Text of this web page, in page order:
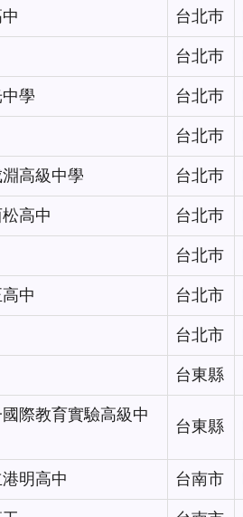
台北巿
台北巿
學 台北巿
台北巿
高級中學 台北巿
高中 台北巿
台北巿
中 台北市
台北市
台東縣
際教育實驗高級中
台東縣
明高中 台南市